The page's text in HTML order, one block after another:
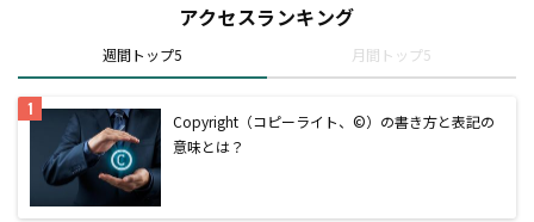
アクセスランキング
週間トップ5 月間トップ5
Copyright（コピーライト、©）の書き方と表記の
意味とは？